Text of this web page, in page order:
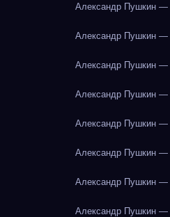
Александр Пушкин —
Александр Пушкин —
Александр Пушкин —
Александр Пушкин —
Александр Пушкин —
Александр Пушкин —
Александр Пушкин —
Александр Пушкин —